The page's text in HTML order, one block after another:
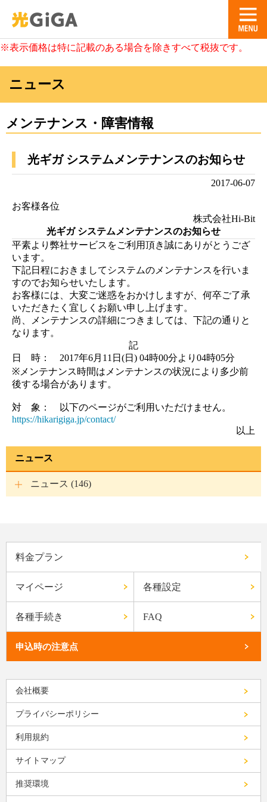
※表示価格は特に記載のある場合を除きすべて税抜です。
ニュース
メンテナンス・障害情報
光ギガ システムメンテナンスのお知らせ
2017-06-07
お客様各位
株式会社Hi-Bit
光ギガ システムメンテナンスのお知らせ
平素より弊社サービスをご利用頂き誠にありがとうござ
います。
下記日程におきましてシステムのメンテナンスを行いま
すのでお知らせいたします。
お客様には、大変ご迷惑をおかけしますが、何卒ご了承
いただきたく宜しくお願い申し上げます。
尚、メンテナンスの詳細につきましては、下記の通りと
なります。
記
日 時： 2017年6月11日(日) 04時00分より04時05分
※メンテナンス時間はメンテナンスの状況により多少前
後する場合があります。
対 象： 以下のページがご利用いただけません。
https://hikarigiga.jp/contact/
以上
ニュース
ニュース (146)
料金プラン
マイページ 各種設定
各種手続き FAQ
申込時の注意点
会社概要
プライバシーポリシー
利用規約
サイトマップ
推奨環境